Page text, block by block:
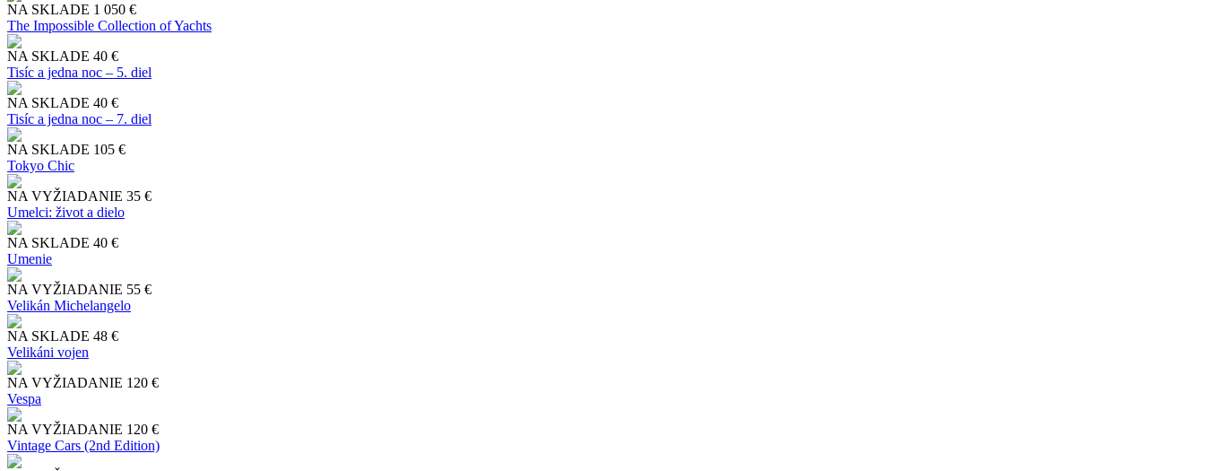
NA SKLADE 1 050 €
The Impossible Collection of Yachts
NA SKLADE 40 €
Tisíc a jedna noc – 5. diel
NA SKLADE 40 €
Tisíc a jedna noc – 7. diel
NA SKLADE 105 €
Tokyo Chic
NA VYŽIADANIE 35 €
Umelci: život a dielo
NA SKLADE 40 €
Umenie
NA VYŽIADANIE 55 €
Velikán Michelangelo
NA SKLADE 48 €
Velikáni vojen
NA VYŽIADANIE 120 €
Vespa
NA VYŽIADANIE 120 €
Vintage Cars (2nd Edition)